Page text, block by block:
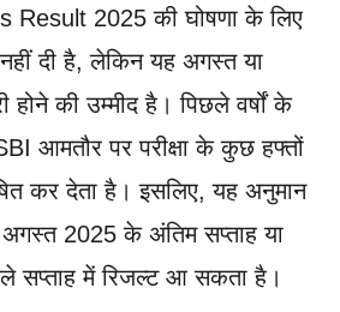
Result 2025 की घोषणा के लिए
नहीं दी है, लेकिन यह अगस्त या
होने की उम्मीद है। पिछले वर्षों के
आमतौर पर परीक्षा के कुछ हफ्तों
कर देता है। इसलिए, यह अनुमान
अगस्त 2025 के अंतिम सप्ताह या
सप्ताह में रिजल्ट आ सकता है।